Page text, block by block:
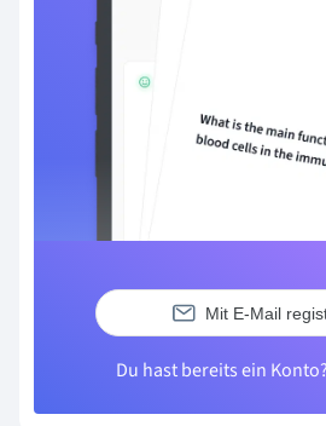
Mit E-Mail
Du hast bereits ein Konto?